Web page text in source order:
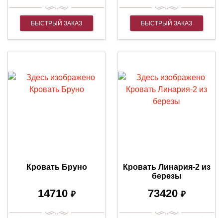
БЫСТРЫЙ ЗАКАЗ БЫСТРЫЙ ЗАКАЗ
Кровать Бруно
14710 ₽
Кровать Линария-2 из
березы
73420 ₽